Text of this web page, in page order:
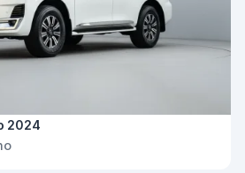
2024